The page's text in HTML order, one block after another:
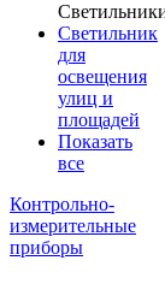
Светильник
для
освещения
улиц и
площадей
Показать
все
Контрольно-
измерительные
приборы